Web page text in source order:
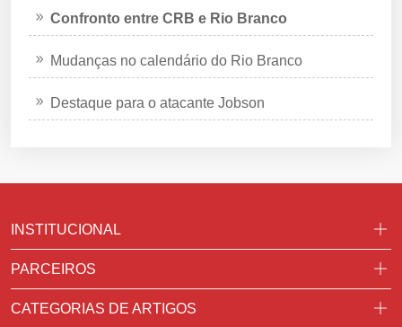
Confronto entre CRB e Rio Branco
Mudanças no calendário do Rio Branco
Destaque para o atacante Jobson
INSTITUCIONAL
PARCEIROS
CATEGORIAS DE ARTIGOS